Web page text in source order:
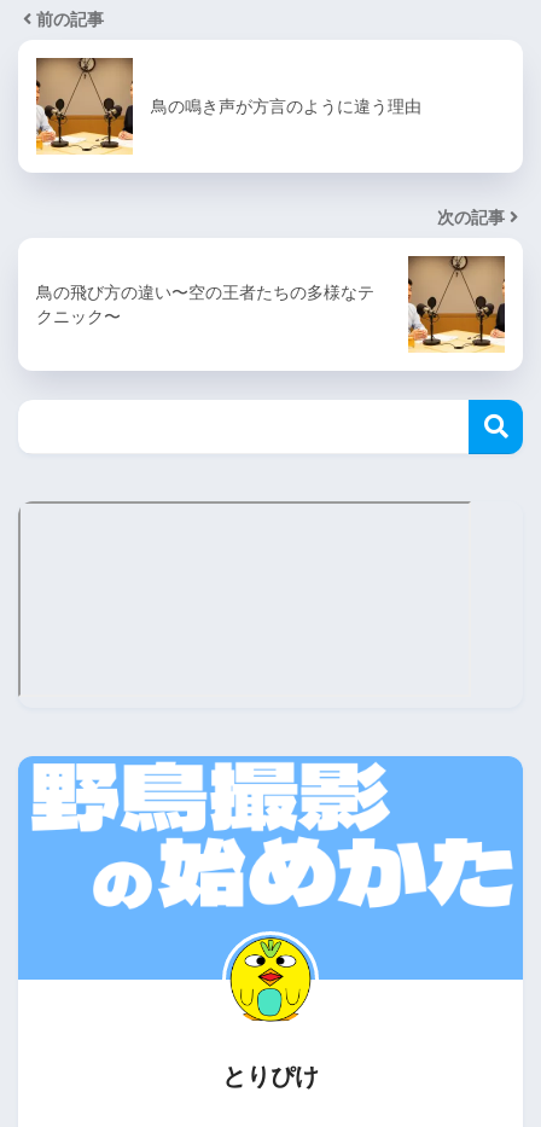
前の記事
鳥の鳴き声が方言のように違う理由
次の記事
鳥の飛び方の違い〜空の王者たちの多様なテ
クニック〜
とりぴけ